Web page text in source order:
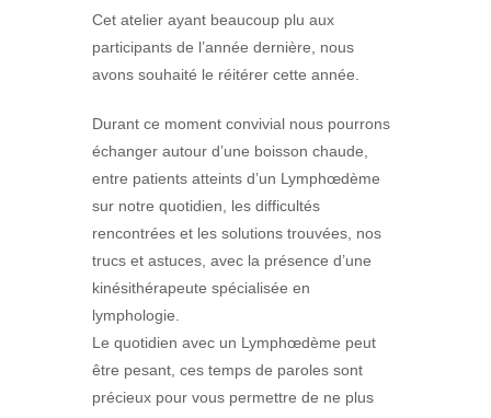
Cet atelier ayant beaucoup plu aux
participants de l’année dernière, nous
avons souhaité le réitérer cette année.
Durant ce moment convivial nous pourrons
échanger autour d’une boisson chaude,
entre patients atteints d’un Lymphœdème
sur notre quotidien, les difficultés
rencontrées et les solutions trouvées, nos
trucs et astuces, avec la présence d’une
kinésithérapeute spécialisée en
lymphologie.
Le quotidien avec un Lymphœdème peut
être pesant, ces temps de paroles sont
précieux pour vous permettre de ne plus